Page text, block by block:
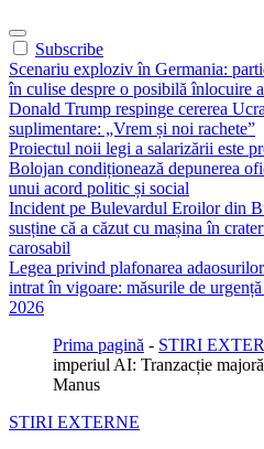
Subscribe
Scenariu exploziv în Germania:
în culise despre o posibilă înlocuire
Donald Trump respinge cererea
suplimentare: „Vrem și noi rachete”
Proiectul noii legi a salarizării este
Bolojan condiționează depunerea
unui acord politic și social
Incident pe Bulevardul Eroilor din
susține că a căzut cu mașina în
carosabil
Legea privind plafonarea
intrat în vigoare: măsurile de
2026
Prima pagină - STIRI
imperiul AI: Tranzacție
Manus
STIRI EXTERNE